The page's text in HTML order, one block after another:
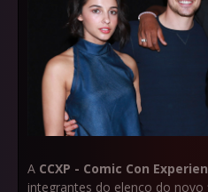
A CCXP - Comic Con
integrantes do elenco do novo